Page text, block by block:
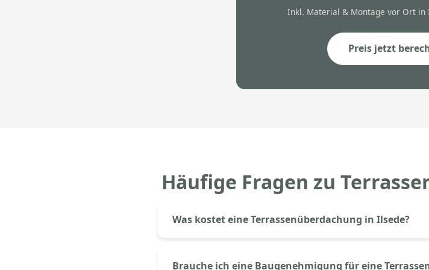
Inkl. Material & Montage vor Ort in
Preis jetzt
Häufige Fragen zu
Was kostet eine Terrassenüberdachung in Ilsede?
Der genaue Preis hängt von Größe (Breite × Tiefe),
Brauche ich eine Baugenehmigung für eine